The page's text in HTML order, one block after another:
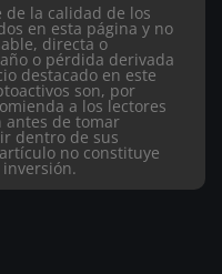
de la calidad de los
en esta página y no
directa o
o pérdida derivada
destacado en este
son, por
a los lectores
antes de tomar
dentro de sus
no constituye